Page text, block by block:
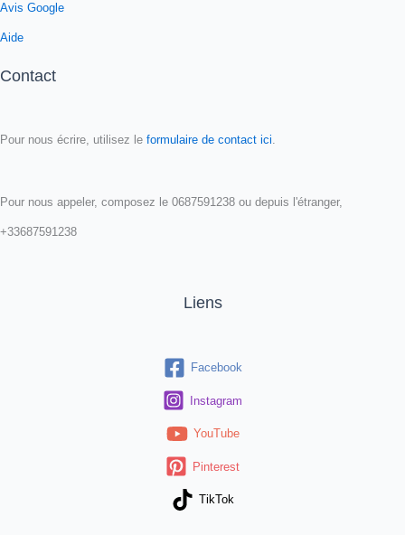
Avis Google
Aide
Contact
Pour nous écrire, utilisez le formulaire de contact ici
Pour nous appeler, composez le 0687591238 ou depuis l'étranger,
+33687591238
Liens
Facebook
Instagram
YouTube
Pinterest
TikTok